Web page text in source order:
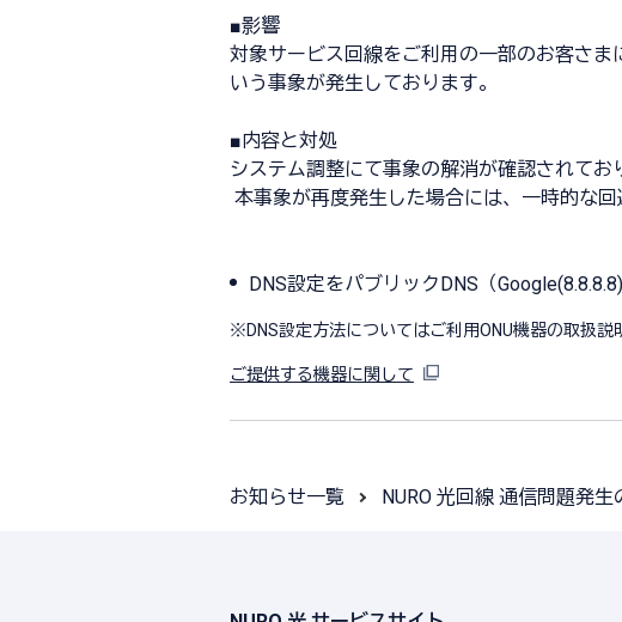
■影響
対象サービス回線をご利用の一部のお客さま
いう事象が発生しております。
■内容と対処
システム調整にて事象の解消が確認されてお
本事象が再度発生した場合には、一時的な
DNS設定をパブリックDNS（
※DNS設定方法についてはご利用ONU機器の取扱説
ご提供する機器に関して
お知らせ一覧 NURO 光回線 通信問題発生